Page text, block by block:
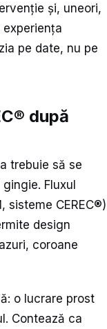
și, uneori,
pe date, nu pe
după
trebuie să se
Fluxul
sisteme CEREC®)
design
coroane
o lucrare prost
Contează ca